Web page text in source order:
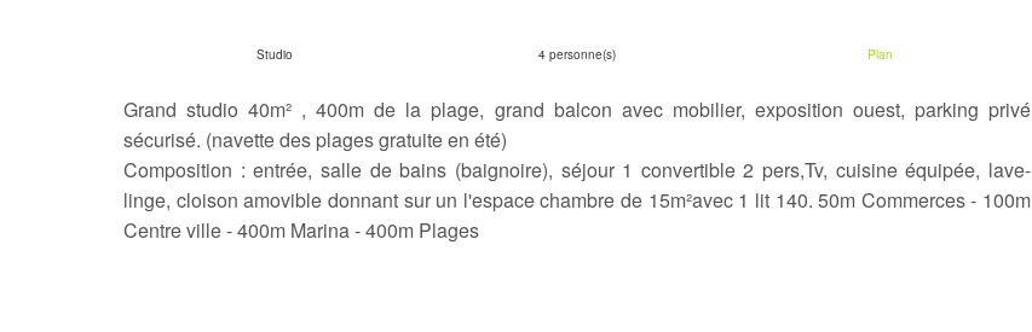
Studio 4 personne(s) Plan
Grand studio 40m² , 400m de la plage, grand balcon avec mobilier, exposition ouest, parking privé
sécurisé. (navette des plages gratuite en été)
Composition : entrée, salle de bains (baignoire), séjour 1 convertible 2 pers,Tv, cuisine équipée, lave-
linge, cloison amovible donnant sur un l'espace chambre de 15m²avec 1 lit 140. 50m Commerces - 100m
Centre ville - 400m Marina - 400m Plages